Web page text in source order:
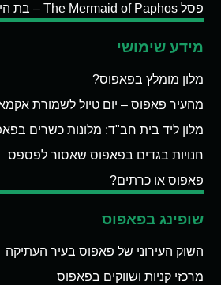
פסל The Mermaid of Paphos – בת הים של פאפוס.
מידע שימושי
מלון מומלץ בפאפוס?
מהעיר פאפוס – יום טיול לשמורת
מלון ליד בית חב"ד: מלונות כשרים
חנויות בגדים בפאפוס שאסור לפספס
פאפוס או כרתים?
שופינג בפאפוס
השוק העירוני של פאפוס בעיר העתיקה
מרכזי קניות ושווקים בפאפוס